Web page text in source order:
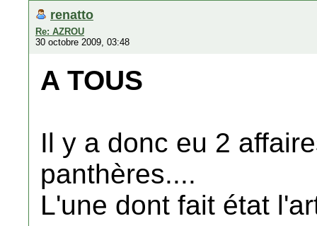
renatto
Re: AZROU
30 octobre 2009, 03:48
A TOUS
Il y a donc eu 2
panthères....
L'une dont fait état